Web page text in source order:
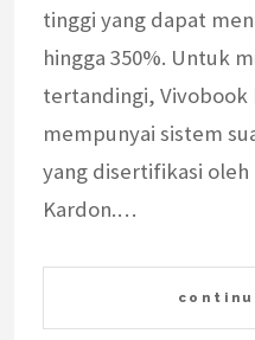
tinggi yang dapat
hingga 350%. Untuk
tertandingi, Vivobook
mempunyai sistem
yang disertifikasi
Kardon.…